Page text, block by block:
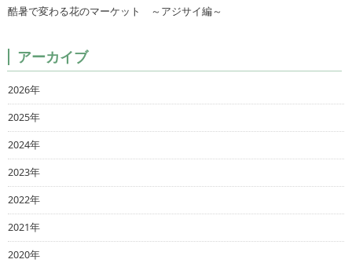
酷暑で変わる花のマーケット ～アジサイ編～
アーカイブ
2026年
2025年
2024年
2023年
2022年
2021年
2020年